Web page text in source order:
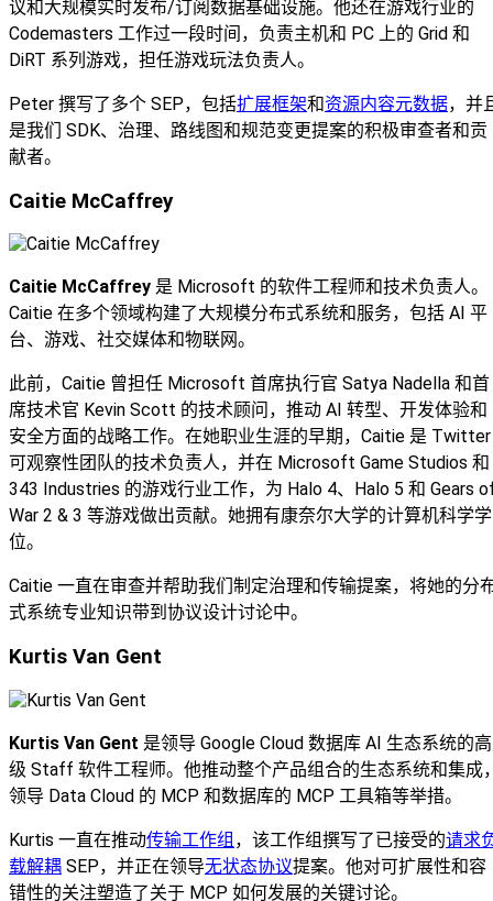
议和大规模实时发布/订阅数据基础设施。他还在游戏行业的
Codemasters 工作过一段时间，负责主机和 PC 上的 Grid 和
DiRT 系列游戏，担任游戏玩法负责人。
Peter 撰写了多个 SEP，包括扩展框架和资源内容元数据，并
是我们 SDK、治理、路线图和规范变更提案的积极审查者和贡
献者。
Caitie McCaffrey
Caitie McCaffrey 是 Microsoft 的软件工程师和技术负责人。
Caitie 在多个领域构建了大规模分布式系统和服务，包括 AI 平
台、游戏、社交媒体和物联网。
此前，Caitie 曾担任 Microsoft 首席执行官 Satya Nadella 和首
席技术官 Kevin Scott 的技术顾问，推动 AI 转型、开发体验和
安全方面的战略工作。在她职业生涯的早期，Caitie 是 Twitter
可观察性团队的技术负责人，并在 Microsoft Game Studios 和
343 Industries 的游戏行业工作，为 Halo 4、Halo 5 和 Gears
War 2 & 3 等游戏做出贡献。她拥有康奈尔大学的计算机科学学
位。
Caitie 一直在审查并帮助我们制定治理和传输提案，将她的分
式系统专业知识带到协议设计讨论中。
Kurtis Van Gent
Kurtis Van Gent 是领导 Google Cloud 数据库 AI 生态系统的高
级 Staff 软件工程师。他推动整个产品组合的生态系统和集成
领导 Data Cloud 的 MCP 和数据库的 MCP 工具箱等举措。
Kurtis 一直在推动传输工作组 ，该工作组撰写了已接受的请求
载解耦 SEP，并正在领导无状态协议提案。他对可扩展性和容
错性的关注塑造了关于 MCP 如何发展的关键讨论。